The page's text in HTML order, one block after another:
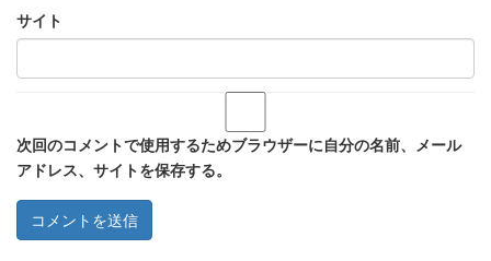
サイト
次回のコメントで使用するためブラウザーに自分の名前、メール
アドレス、サイトを保存する。